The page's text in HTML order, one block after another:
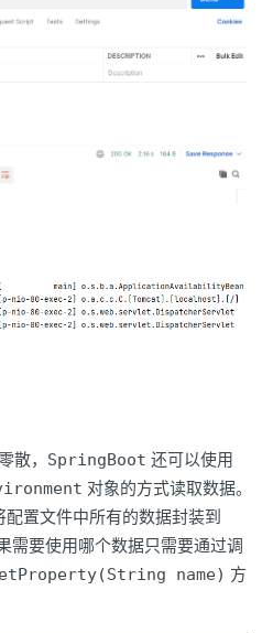
散， SpringBoot 还可以使用
对象的方式读取数据。
配置文件中所有的数据封装到
需要使用哪个数据只需要通过调
name) 方